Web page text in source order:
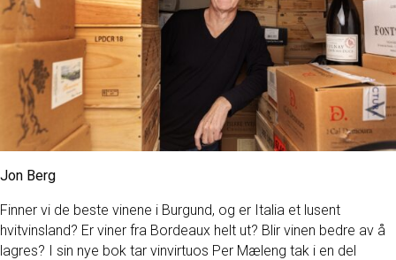
Jon Berg
Finner vi de beste vinene i Burgund, og er Italia et lusent
hvitvinsland? Er viner fra Bordeaux helt ut? Blir vinen bedre av å
lagres? I sin nye bok tar vinvirtuos Per Mæleng tak i en del